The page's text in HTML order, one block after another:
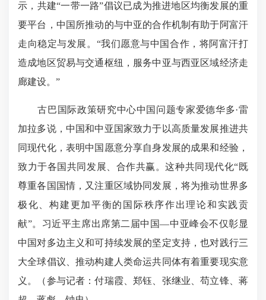
示，共建“一带一路”倡议已成为推进地区均衡发展的重
要平台，中国所推动的与中亚的合作机制有助于阿富汗
走向稳定与发展。“我们愿意与中国合作，将阿富汗打
造成地区贸易与交通枢纽，服务中亚与西亚区域经济走
廊建设。”
古巴国际政策研究中心中国问题专家爱德华多·雷
加拉多说，中国和中亚国家致力于以高质量发展推进共
同现代化，表明中国愿意分享自身发展的成果和经验，
致力于各国共同发展、合作共赢。这种共同现代化“既
尊重各国国情，又注重区域协同发展，将为推动世界多
极化、构建更加平衡的国际秩序作出理论和实践贡
献”。习近平主席出席第二届中国—中亚峰会不仅彰显
中国对多边主义和可持续发展的坚定支持，也对践行三
大全球倡议、推动构建人类命运共同体有着重要现实意
义。（参与记者：付瑞霞、郑钰、张继业、苟立锋、蒋